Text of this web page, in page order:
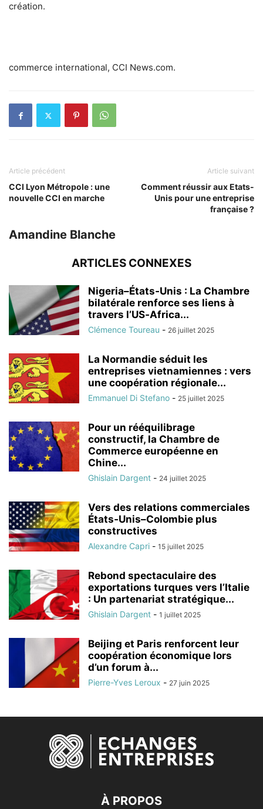
création.
commerce international, CCI News.com.
Article précédent
CCI Lyon Métropole : une
nouvelle CCI en marche
Article suivant
Comment réussir aux Etats-
Unis pour une entreprise
française ?
Amandine Blanche
ARTICLES CONNEXES
Nigeria–États‑Unis : La Chambre
bilatérale renforce ses liens à
travers l’US‑Africa...
Clémence Toureau - 26 juillet 2025
La Normandie séduit les
entreprises vietnamiennes : vers
une coopération régionale...
Emmanuel Di Stefano - 25 juillet 2025
Pour un rééquilibrage
constructif, la Chambre de
Commerce européenne en
Chine...
Ghislain Dargent - 24 juillet 2025
Vers des relations commerciales
États‑Unis–Colombie plus
constructives
Alexandre Capri - 15 juillet 2025
Rebond spectaculaire des
exportations turques vers l’Italie
: Un partenariat stratégique...
Ghislain Dargent - 1 juillet 2025
Beijing et Paris renforcent leur
coopération économique lors
d’un forum à...
Pierre-Yves Leroux - 27 juin 2025
À PROPOS